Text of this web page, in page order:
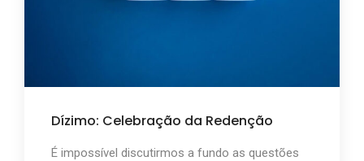
Dízimo: Celebração da Redenção
É impossível discutirmos a fundo as questões